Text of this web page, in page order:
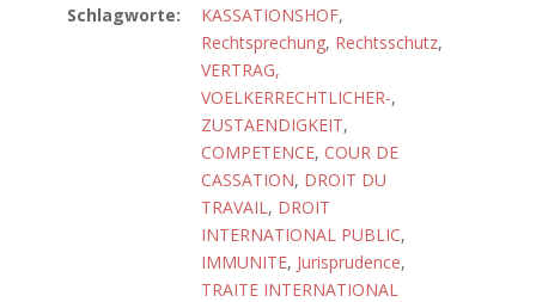
Schlagworte:
KASSATIONSHOF,
Rechtsprechung, Rechtsschutz,
VERTRAG,
VOELKERRECHTLICHER-,
ZUSTAENDIGKEIT,
COMPETENCE, COUR DE
CASSATION, DROIT DU
TRAVAIL, DROIT
INTERNATIONAL PUBLIC,
IMMUNITE, Jurisprudence,
TRAITE INTERNATIONAL